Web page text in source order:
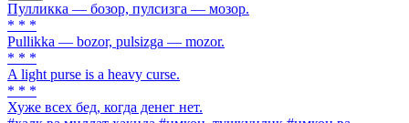
Пулликка — бозор, пулсизга — мозор.
* * *
Pullikka — bozor, pulsizga — mozor.
* * *
A light purse is a heavy curse.
* * *
Хуже всех бед, когда денег нет.